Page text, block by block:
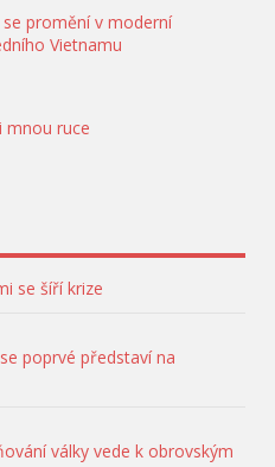
promění v moderní
Vietnamu
mnou ruce
se šíří krize
poprvé představí na
války vede k obrovským